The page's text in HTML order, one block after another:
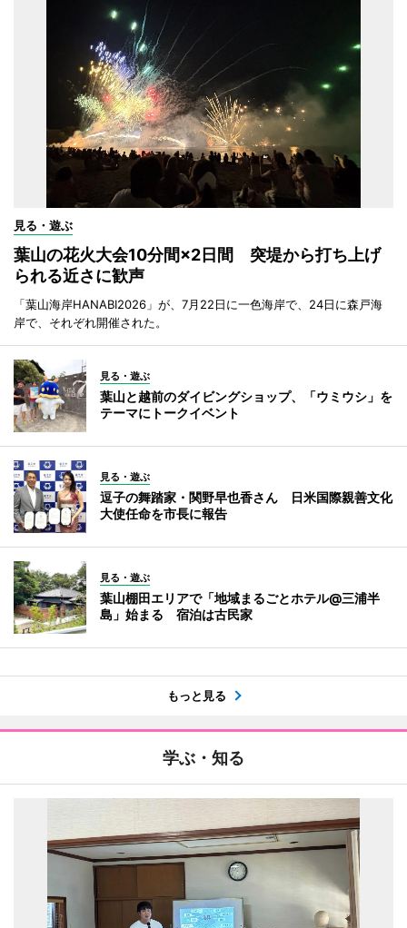
見る・遊ぶ
葉山の花火大会10分間×2日間 突堤から打ち上げ
られる近さに歓声
「葉山海岸HANABI2026」が、7月22日に一色海岸で、24日に森戸海
岸で、それぞれ開催された。
見る・遊ぶ
葉山と越前のダイビングショップ、「ウミウシ」を
テーマにトークイベント
見る・遊ぶ
逗子の舞踏家・関野早也香さん 日米国際親善文化
大使任命を市長に報告
見る・遊ぶ
葉山棚田エリアで「地域まるごとホテル@三浦半
島」始まる 宿泊は古民家
もっと見る
学ぶ・知る